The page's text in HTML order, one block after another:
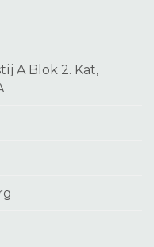
A Blok 2. Kat,